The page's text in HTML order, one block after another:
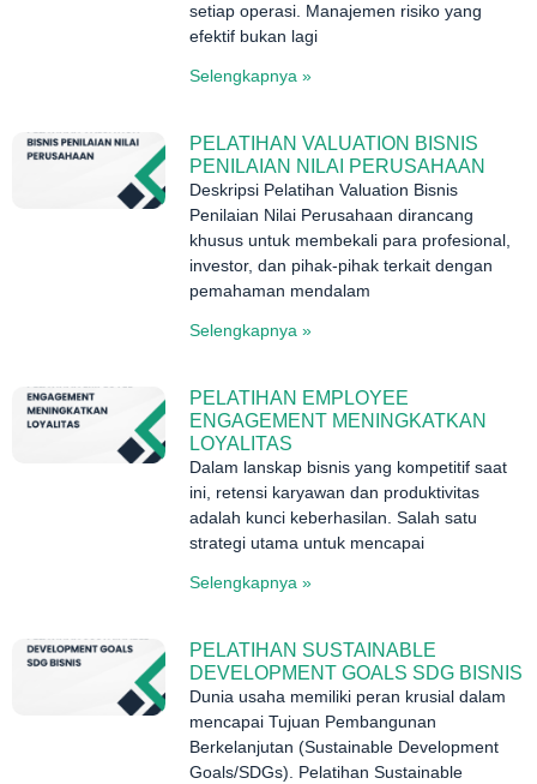
setiap operasi. Manajemen risiko yang
efektif bukan lagi
Selengkapnya »
PELATIHAN VALUATION BISNIS
PENILAIAN NILAI PERUSAHAAN
Deskripsi Pelatihan Valuation Bisnis
Penilaian Nilai Perusahaan dirancang
khusus untuk membekali para profesional,
investor, dan pihak-pihak terkait dengan
pemahaman mendalam
Selengkapnya »
PELATIHAN EMPLOYEE
ENGAGEMENT MENINGKATKAN
LOYALITAS
Dalam lanskap bisnis yang kompetitif saat
ini, retensi karyawan dan produktivitas
adalah kunci keberhasilan. Salah satu
strategi utama untuk mencapai
Selengkapnya »
PELATIHAN SUSTAINABLE
DEVELOPMENT GOALS SDG BISNIS
Dunia usaha memiliki peran krusial dalam
mencapai Tujuan Pembangunan
Berkelanjutan (Sustainable Development
Goals/SDGs). Pelatihan Sustainable